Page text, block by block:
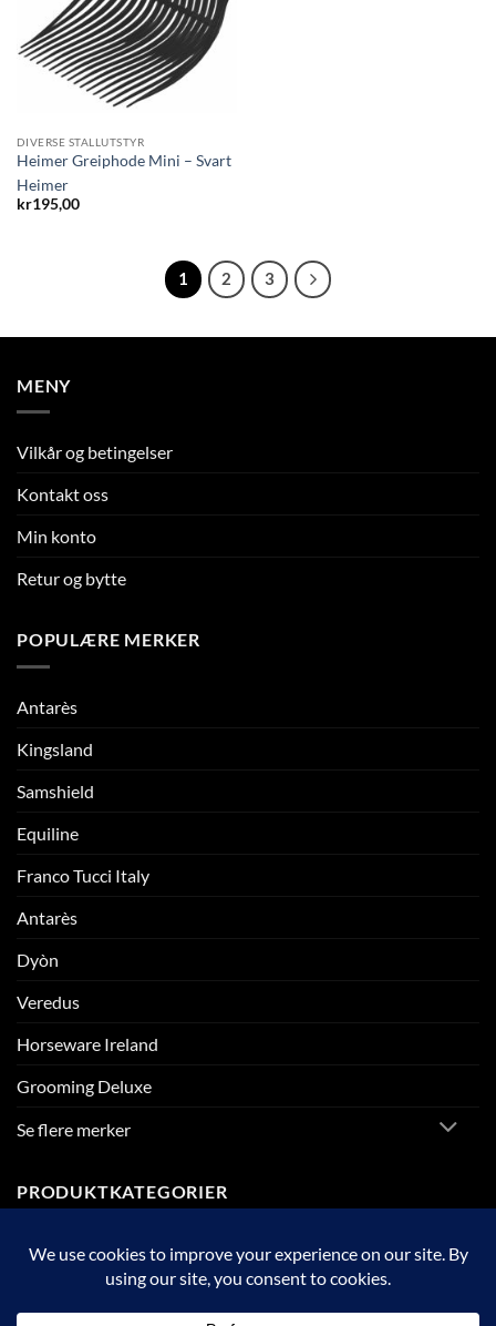
DIVERSE STALLUTSTYR
Heimer Greiphode Mini – Svart
Heimer
kr195,00
1 2 3
MENY
Vilkår og betingelser
Kontakt oss
Min konto
Retur og bytte
POPULÆRE MERKER
Antarès
Kingsland
Samshield
Equiline
Franco Tucci Italy
Antarès
Dyòn
Veredus
Horseware Ireland
Grooming Deluxe
Se flere merker
PRODUKTKATEGORIER
Diverse Stallutstyr